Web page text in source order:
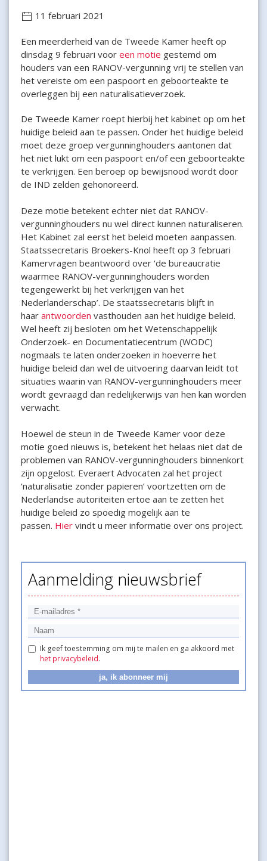
11 februari 2021
Een meerderheid van de Tweede Kamer heeft op
dinsdag 9 februari voor een motie gestemd om
houders van een RANOV-vergunning vrij te stellen van
het vereiste om een paspoort en geboorteakte te
overleggen bij een naturalisatieverzoek.
De Tweede Kamer roept hierbij het kabinet op om het
huidige beleid aan te passen. Onder het huidige beleid
moet deze groep vergunninghouders aantonen dat
het niet lukt om een paspoort en/of een geboorteakte
te verkrijgen. Een beroep op bewijsnood wordt door
de IND zelden gehonoreerd.
Deze motie betekent echter niet dat RANOV-
vergunninghouders nu wel direct kunnen naturaliseren.
Het Kabinet zal eerst het beleid moeten aanpassen.
Staatssecretaris Broekers-Knol heeft op 3 februari
Kamervragen beantwoord over ‘de bureaucratie
waarmee RANOV-vergunninghouders worden
tegengewerkt bij het verkrijgen van het
Nederlanderschap’. De staatssecretaris blijft in
haar antwoorden vasthouden aan het huidige beleid.
Wel heeft zij besloten om het Wetenschappelijk
Onderzoek- en Documentatiecentrum (WODC)
nogmaals te laten onderzoeken in hoeverre het
huidige beleid dan wel de uitvoering daarvan leidt tot
situaties waarin van RANOV-vergunninghouders meer
wordt gevraagd dan redelijkerwijs van hen kan worden
verwacht.
Hoewel de steun in de Tweede Kamer voor deze
motie goed nieuws is, betekent het helaas niet dat de
problemen van RANOV-vergunninghouders binnenkort
zijn opgelost. Everaert Advocaten zal het project
‘naturalisatie zonder papieren’ voortzetten om de
Nederlandse autoriteiten ertoe aan te zetten het
huidige beleid zo spoedig mogelijk aan te
passen. Hier vindt u meer informatie over ons project.
Aanmelding nieuwsbrief
Ik geef toestemming om mij te mailen en ga akkoord met
het privacybeleid.